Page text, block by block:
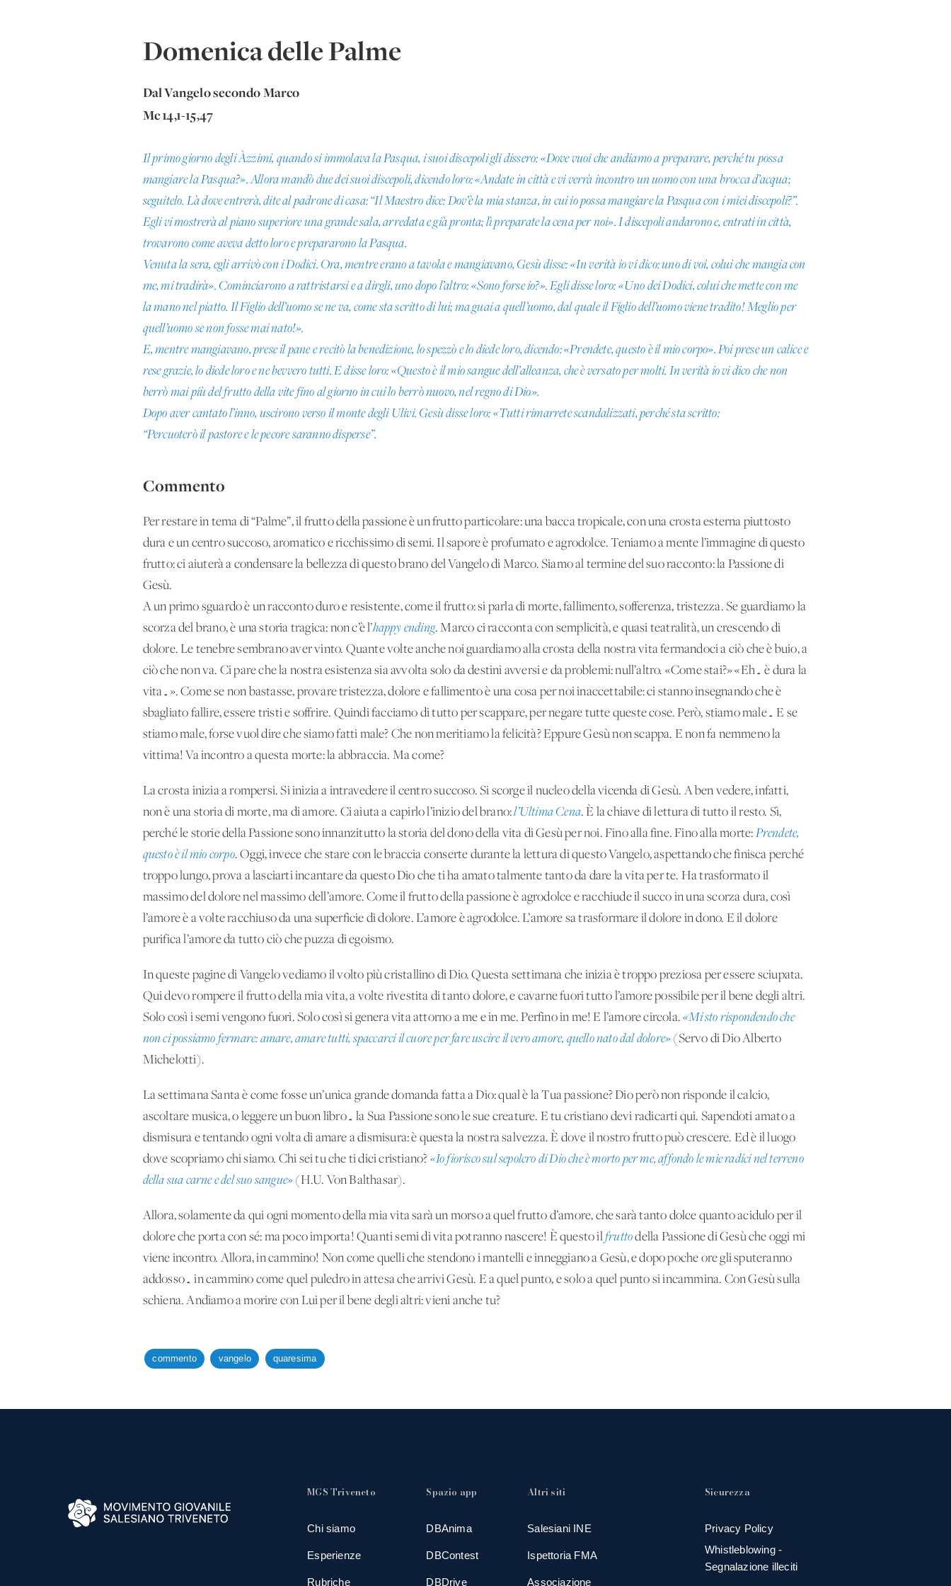
Domenica delle Palme
Dal Vangelo secondo Marco
Mc 14,1-15,47
Il primo giorno degli Àzzimi, quando si immolava la Pasqua, i suoi discepoli gli dissero: «Dove vuoi che andiamo a preparare, perché tu possa
mangiare la Pasqua?». Allora mandò due dei suoi discepoli, dicendo loro: «Andate in città e vi verrà incontro un uomo con una brocca d’acqua;
seguitelo. Là dove entrerà, dite al padrone di casa: “Il Maestro dice: Dov’è la mia stanza, in cui io possa mangiare la Pasqua con i miei discepoli?”.
Egli vi mostrerà al piano superiore una grande sala, arredata e già pronta; lì preparate la cena per noi». I discepoli andarono e, entrati in città,
trovarono come aveva detto loro e prepararono la Pasqua.
Venuta la sera, egli arrivò con i Dodici. Ora, mentre erano a tavola e mangiavano, Gesù disse: «In verità io vi dico: uno di voi, colui che mangia con
me, mi tradirà». Cominciarono a rattristarsi e a dirgli, uno dopo l’altro: «Sono forse io?». Egli disse loro: «Uno dei Dodici, colui che mette con me
la mano nel piatto. Il Figlio dell’uomo se ne va, come sta scritto di lui; ma guai a quell’uomo, dal quale il Figlio dell’uomo viene tradito! Meglio per
quell’uomo se non fosse mai nato!».
E, mentre mangiavano, prese il pane e recitò la benedizione, lo spezzò e lo diede loro, dicendo: «Prendete, questo è il mio corpo». Poi prese un calice e
rese grazie, lo diede loro e ne bevvero tutti. E disse loro: «Questo è il mio sangue dell’alleanza, che è versato per molti. In verità io vi dico che non
berrò mai più del frutto della vite fino al giorno in cui lo berrò nuovo, nel regno di Dio».
Dopo aver cantato l’inno, uscirono verso il monte degli Ulivi. Gesù disse loro: «Tutti rimarrete scandalizzati, perché sta scritto:
“Percuoterò il pastore e le pecore saranno disperse”.
Commento
Per restare in tema di “Palme”, il frutto della passione è un frutto particolare: una bacca tropicale, con una crosta esterna piuttosto
dura e un centro succoso, aromatico e ricchissimo di semi. Il sapore è profumato e agrodolce. Teniamo a mente l’immagine di questo
frutto: ci aiuterà a condensare la bellezza di questo brano del Vangelo di Marco. Siamo al termine del suo racconto: la Passione di
Gesù.
A un primo sguardo è un racconto duro e resistente, come il frutto: si parla di morte, fallimento, sofferenza, tristezza. Se guardiamo la
scorza del brano, è una storia tragica: non c’è l’happy ending. Marco ci racconta con semplicità, e quasi teatralità, un crescendo di
dolore. Le tenebre sembrano aver vinto. Quante volte anche noi guardiamo alla crosta della nostra vita fermandoci a ciò che è buio, a
ciò che non va. Ci pare che la nostra esistenza sia avvolta solo da destini avversi e da problemi: null’altro. «Come stai?» «Eh… è dura la
vita…». Come se non bastasse, provare tristezza, dolore e fallimento è una cosa per noi inaccettabile: ci stanno insegnando che è
sbagliato fallire, essere tristi e soffrire. Quindi facciamo di tutto per scappare, per negare tutte queste cose. Però, stiamo male… E se
stiamo male, forse vuol dire che siamo fatti male? Che non meritiamo la felicità? Eppure Gesù non scappa. E non fa nemmeno la
vittima! Va incontro a questa morte: la abbraccia. Ma come?
La crosta inizia a rompersi. Si inizia a intravedere il centro succoso. Si scorge il nucleo della vicenda di Gesù. A ben vedere, infatti,
non è una storia di morte, ma di amore. Ci aiuta a capirlo l’inizio del brano:l’Ultima Cena. È la chiave di lettura di tutto il resto. Sì,
perché le storie della Passione sono innanzitutto la storia del dono della vita di Gesù per noi. Fino alla fine. Fino alla morte: Prendete,
questo è il mio corpo. Oggi, invece che stare con le braccia conserte durante la lettura di questo Vangelo, aspettando che finisca perché
troppo lungo, prova a lasciarti incantare da questo Dio che ti ha amato talmente tanto da dare la vita per te. Ha trasformato il
massimo del dolore nel massimo dell’amore. Come il frutto della passione è agrodolce e racchiude il succo in una scorza dura, così
l’amore è a volte racchiuso da una superficie di dolore. L’amore è agrodolce. L’amore sa trasformare il dolore in dono. E il dolore
purifica l’amore da tutto ciò che puzza di egoismo.
In queste pagine di Vangelo vediamo il volto più cristallino di Dio. Questa settimana che inizia è troppo preziosa per essere sciupata.
Qui devo rompere il frutto della mia vita, a volte rivestita di tanto dolore, e cavarne fuori tutto l’amore possibile per il bene degli altri.
Solo così i semi vengono fuori. Solo così si genera vita attorno a me e in me. Perfino in me! E l’amore circola.«Mi sto rispondendo che
non ci possiamo fermare: amare, amare tutti, spaccarci il cuore per fare uscire il vero amore, quello nato dal dolore» (Servo di Dio Alberto
Michelotti).
La settimana Santa è come fosse un’unica grande domanda fatta a Dio: qual è la Tua passione? Dio però non risponde il calcio,
ascoltare musica, o leggere un buon libro… la Sua Passione sono le sue creature. E tu cristiano devi radicarti qui. Sapendoti amato a
dismisura e tentando ogni volta di amare a dismisura: è questa la nostra salvezza. È dove il nostro frutto può crescere. Ed è il luogo
dove scopriamo chi siamo. Chi sei tu che ti dici cristiano? «Io fiorisco sul sepolcro di Dio che è morto per me, affondo le mie radici nel terreno
della sua carne e del suo sangue» (H.U. Von Balthasar).
Allora, solamente da qui ogni momento della mia vita sarà un morso a quel frutto d’amore, che sarà tanto dolce quanto acidulo per il
dolore che porta con sé: ma poco importa! Quanti semi di vita potranno nascere! È questo ilfruttodella Passione di Gesù che oggi mi
viene incontro. Allora, in cammino! Non come quelli che stendono i mantelli e inneggiano a Gesù, e dopo poche ore gli sputeranno
addosso… in cammino come quel puledro in attesa che arrivi Gesù. E a quel punto, e solo a quel punto si incammina. Con Gesù sulla
schiena. Andiamo a morire con Lui per il bene degli altri: vieni anche tu?
commento vangelo quaresima
MGS Triveneto
Chi siamo
Esperienze
Rubriche
Spazio app
DBAnima
DBContest
DBDrive
Altri siti
Salesiani INE
Ispettoria FMA
Associazione
Sicurezza
Privacy Policy
Whistleblowing -
Segnalazione illeciti